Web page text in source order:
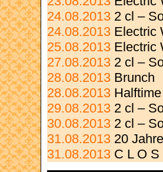
24.08.2013 2 cl –
24.08.2013 Electric
25.08.2013 Electric
27.08.2013 2 cl –
28.08.2013 Brunch
28.08.2013 Halftime
29.08.2013 2 cl –
30.08.2013 2 cl –
31.08.2013 20
31.08.2013 C L O S